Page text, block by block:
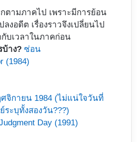
ตามภาคไป เพราะมีการย้อน
ลงอดีต เรื่องราวจึงเปลี่ยนไป
บเวลาในภาคก่อน
าง? ซ่อน
(1984)
จิกายน 1984 (ไม่แน่ใจวันที่
ระบุทั้งสองวัน???)
Day (1991)